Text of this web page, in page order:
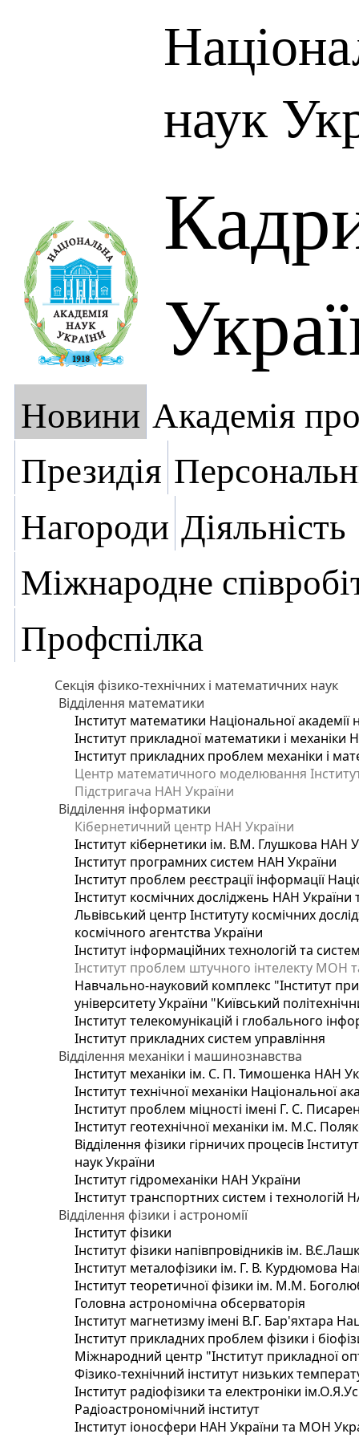
наук
Новини Академія
Президія
Нагороди Діяльність
Міжнародне
Профспілка
Секція фізико-технічних і математичних наук
Відділення математики
Інститут математики Національної академії
Інститут прикладної математики і механіки
Інститут прикладних проблем механіки і
Центр математичного моделювання
Підстригача НАН України
Відділення інформатики
Кібернетичний центр НАН України
Інститут кібернетики ім. В.М. Глушкова НАН
Інститут програмних систем НАН України
Інститут проблем реєстрації інформації
Інститут космічних досліджень НАН України
Львівський центр Інституту космічних
космічного агентства України
Інститут інформаційних технологій та
Інститут проблем штучного інтелекту МОН
Навчально-науковий комплекс "Інститут
університету України "Київський
Інститут телекомунікацій і глобального
Інститут прикладних систем управління
Відділення механіки і машинознавства
Інститут механіки ім. С. П. Тимошенка НАН
Інститут технічної механіки Національної
Інститут проблем міцності імені Г. С.
Інститут геотехнічної механіки ім. М.С.
Відділення фізики гірничих процесів
наук України
Інститут гідромеханіки НАН України
Інститут транспортних систем і технологій
Відділення фізики і астрономії
Інститут фізики
Інститут фізики напівпровідників ім.
Інститут металофізики ім. Г. В. Курдюмова
Інститут теоретичної фізики ім. М.М.
Головна астрономічна обсерваторія
Інститут магнетизму імені В.Г. Бар'яхтара
Інститут прикладних проблем фізики і
Міжнародний центр "Інститут прикладної
Фізико-технічний інститут низьких
Інститут радіофізики та електроніки
Радіоастрономічний інститут
Інститут іоносфери НАН України та МОН